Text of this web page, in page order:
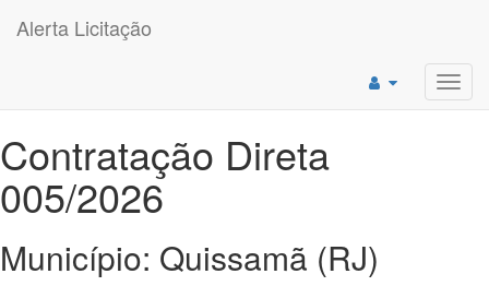
Alerta Licitação
Contratação Direta
005/2026
Município: Quissamã (RJ)